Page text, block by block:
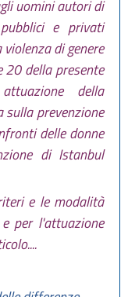
uomini autori di
e privati
di genere
della presente
della
sulla prevenzione
delle donne
di Istanbul
e le modalità
per l'attuazione